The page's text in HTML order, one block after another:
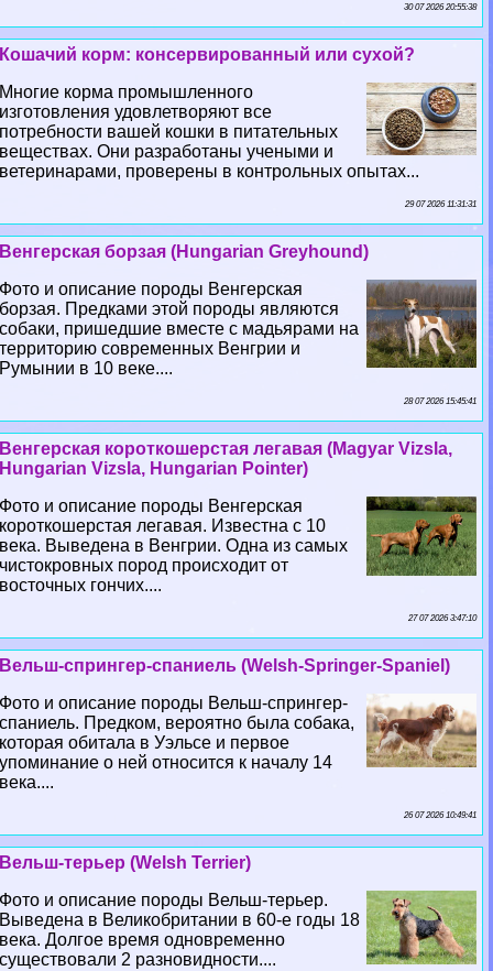
30 07 2026 20:55:38
Кошачий корм: консервированный или сухой?
Многие корма промышленного
изготовления удовлетворяют все
потребности вашей кошки в питательных
веществах. Они разработаны учеными и
ветеринарами, проверены в контрольных опытах...
29 07 2026 11:31:31
Венгерская борзая (Hungarian Greyhound)
Фото и описание породы Венгерская
борзая. Предками этой породы являются
собаки, пришедшие вместе с мадьярами на
территорию современных Венгрии и
Румынии в 10 веке....
28 07 2026 15:45:41
Венгерская короткошерстая легавая (Magyar Vizsla,
Hungarian Vizsla, Hungarian Pointer)
Фото и описание породы Венгерская
короткошерстая легавая. Известна с 10
века. Выведена в Венгрии. Одна из самых
чистокровных пород происходит от
восточных гончих....
27 07 2026 3:47:10
Вельш-спрингер-спаниель (Welsh-Springer-Spaniel)
Фото и описание породы Вельш-спрингер-
спаниель. Предком, вероятно была собака,
которая обитала в Уэльсе и первое
упоминание о ней относится к началу 14
века....
26 07 2026 10:49:41
Вельш-терьер (Welsh Terrier)
Фото и описание породы Вельш-терьер.
Выведена в Великобритании в 60-е годы 18
века. Долгое время одновременно
существовали 2 разновидности....